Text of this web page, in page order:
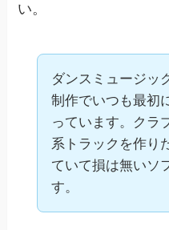
い。
ダンスミュージッ
制作でいつも最初
っています。クラ
系トラックを作り
ていて損は無いソ
す。